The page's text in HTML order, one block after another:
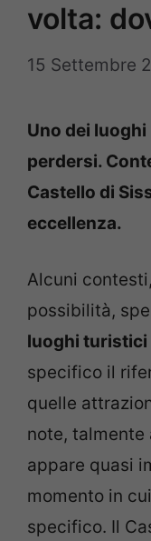
volta:
15 Settembre
Uno dei
perdersi.
Castello di
eccellenza.
Alcuni
possibilità,
luoghi turistici
specifico il
quelle
note,
appare quasi
momento in
specifico. Il